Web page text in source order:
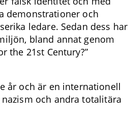
demonstrationer och
ledare. Sedan dess har
bland annat genom
the 21st Century?”
år och är en internationell
och andra totalitära